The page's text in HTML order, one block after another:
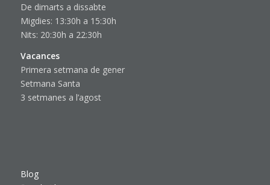
De dimarts a dissabte
Migdies: 13:30h a 15:30h
Nits: 20:30h a 22:30h
Vacances
Primera setmana de gener
Setmana Santa
3 setmanes a l’agost
Blog